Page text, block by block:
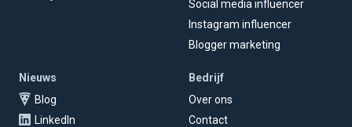
Social media influencer
Instagram influencer
Blogger marketing
Nieuws
Blog
LinkedIn
Bedrijf
Over ons
Contact